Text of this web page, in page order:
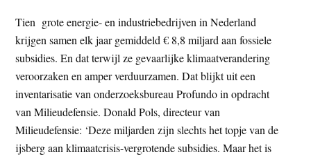
t
e
e
s
i
t
e
Tien grote energie- en industriebedrijven in Nederland
krijgen samen elk jaar gemiddeld € 8,8 miljard aan fossiele
subsidies. En dat terwijl ze gevaarlijke klimaatverandering
veroorzaken en amper verduurzamen. Dat blijkt uit een
inventarisatie van onderzoeksbureau Profundo in opdracht
van Milieudefensie. Donald Pols, directeur van
Milieudefensie: ‘Deze miljarden zijn slechts het topje van de
ijsberg aan klimaatcrisis-vergrotende subsidies. Maar het is